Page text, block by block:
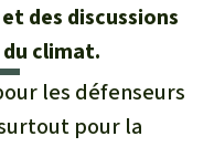
des discussions
climat.
les défenseurs
pour la